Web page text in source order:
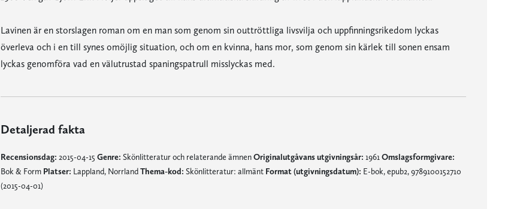
Lavinen är en storslagen roman om en man som genom sin outtröttliga livsvilja och uppfinningsrikedom lyckas
överleva och i en till synes omöjlig situation, och om en kvinna, hans mor, som genom sin kärlek till sonen ensam
lyckas genomföra vad en välutrustad spaningspatrull misslyckas med.
Detaljerad fakta
Recensionsdag: 2015-04-15 Genre: Skönlitteratur och relaterande ämnenOriginalutgåvans utgivningsår: 1961 Omslagsformgivare:
Bok & Form Platser: Lappland, NorrlandThema-kod: Skönlitteratur: allmänt Format (utgivningsdatum): E-bok, epub2, 9789100152710
(2015-04-01)